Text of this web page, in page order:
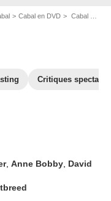
Cabal en DVD Cabal DVD
Critiques
,Anne Bobby David